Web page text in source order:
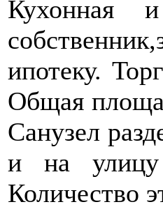
Кухонная
ипотеку.
Общая
Санузел
и на
Количество